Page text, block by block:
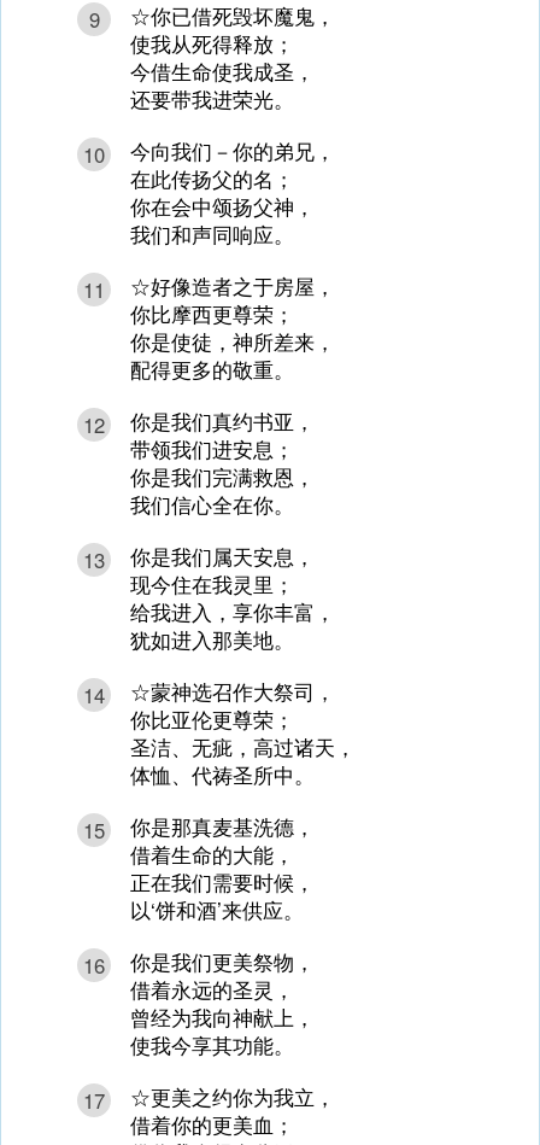
9
☆你已借死毁坏魔鬼，
使我从死得释放；
今借生命使我成圣，
还要带我进荣光。
10
今向我们－你的弟兄，
在此传扬父的名；
你在会中颂扬父神，
我们和声同响应。
11
☆好像造者之于房屋，
你比摩西更尊荣；
你是使徒，神所差来，
配得更多的敬重。
12
你是我们真约书亚，
带领我们进安息；
你是我们完满救恩，
我们信心全在你。
13
你是我们属天安息，
现今住在我灵里；
给我进入，享你丰富，
犹如进入那美地。
14
☆蒙神选召作大祭司，
你比亚伦更尊荣；
圣洁、无疵，高过诸天，
体恤、代祷圣所中。
15
你是那真麦基洗德，
借着生命的大能，
正在我们需要时候，
以‘饼和酒’来供应。
16
你是我们更美祭物，
借着永远的圣灵，
曾经为我向神献上，
使我今享其功能。
17
☆更美之约你为我立，
借着你的更美血；